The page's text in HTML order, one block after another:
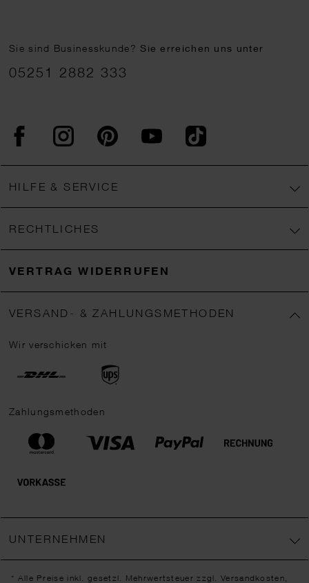
Sie sind Businesskunde?Sie erreichen uns unter
05251 2882 333
FacebookInstagram PinterestYouTubeTikTok
HILFE & SERVICE
RECHTLICHES
VERTRAG WIDERRUFEN
VERSAND- & ZAHLUNGSMETHODEN
Wir verschicken mit
Zahlungsmethoden
UNTERNEHMEN
* Alle Preise inkl. gesetzl. Mehrwertsteuer zzgl.Versandkosten,